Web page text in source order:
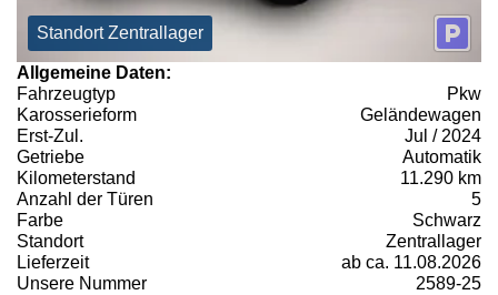
Standort Zentrallager
Allgemeine Daten:
Fahrzeugtyp
Pkw
Karosserieform
Geländewagen
Erst-Zul.
Jul / 2024
Getriebe
Automatik
Kilometerstand
11.290 km
Anzahl der Türen
5
Farbe
Schwarz
Standort
Zentrallager
Lieferzeit
ab ca. 11.08.2026
Unsere Nummer
2589-25